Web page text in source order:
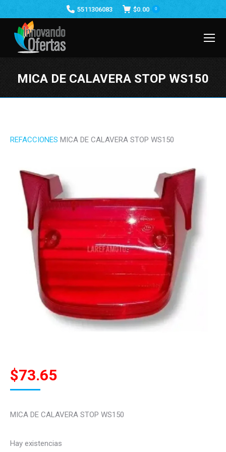
5511306083 $0.00 0
MICA DE CALAVERA STOP WS150
REFACCIONES MICA DE CALAVERA STOP WS150
$73.65
MICA DE CALAVERA STOP WS150
Hay existencias